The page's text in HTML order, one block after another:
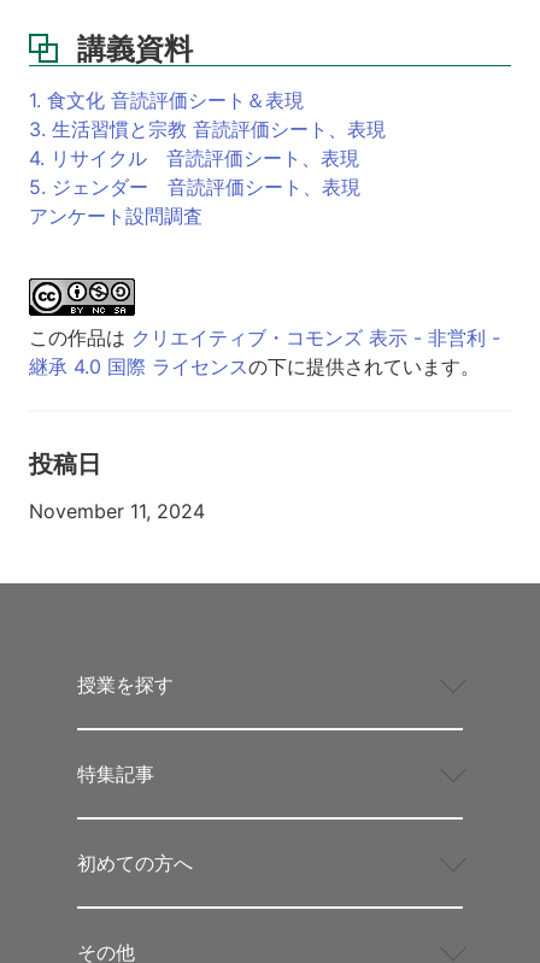
講義資料
1. 食文化 音読評価シート＆表現
3. 生活習慣と宗教 音読評価シート、表現
4. リサイクル 音読評価シート、表現
5. ジェンダー 音読評価シート、表現
アンケート設問調査
この作品は クリエイティブ・コモンズ 表示 - 非営利 -
継承 4.0 国際 ライセンスの下に提供されています。
投稿日
November 11, 2024
授業を探す
特集記事
初めての方へ
その他